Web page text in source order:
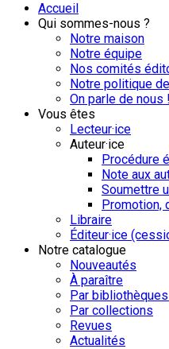
Accueil
Qui sommes-nous ?
Notre maison
Notre équipe
Nos comités
Notre politique
On parle de nous !
Vous êtes
Lecteur·ice
Auteur·ice
Procédure
Note aux
Soumettre
Promotion,
Libraire
Éditeur·ice
Notre catalogue
Nouveautés
À paraître
Par
Par collections
Revues
Actualités